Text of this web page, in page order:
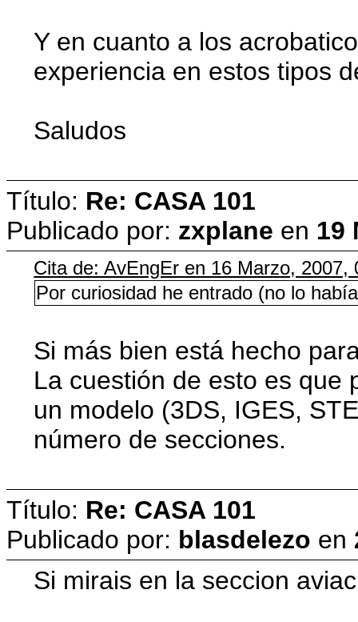
Y en cuanto a los
experiencia en estos tipos
Saludos
Título: Re: CASA 101
Publicado por: zxplane en 19
Cita de: AvEngEr en 16 Marzo, 2007,
Por curiosidad he entrado (no lo
Si más bien está hecho
La cuestión de esto es que
un modelo (3DS, IGES,
número de secciones.
Título: Re: CASA 101
Publicado por: blasdelezo en
Si mirais en la seccion